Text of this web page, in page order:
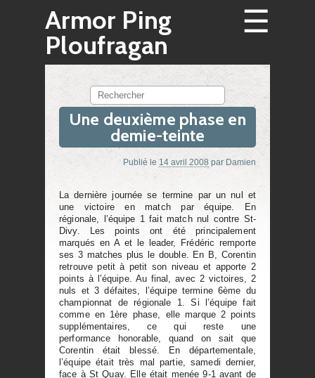
Armor Ping
Ploufragan
☰
Rechercher
Une deuxième phase en
demie-teinte
Publié le 14 avril 2008 par Damien
La dernière journée se termine par un nul et
une victoire en match par équipe. En
régionale, l’équipe 1 fait match nul contre St-
Divy. Les points ont été principalement
marqués en A et le leader, Frédéric remporte
ses 3 matches plus le double. En B, Corentin
retrouve petit à petit son niveau et apporte 2
points à l’équipe. Au final, avec 2 victoires, 2
nuls et 3 défaites, l’équipe termine 6ème du
championnat de régionale 1. Si l’équipe fait
comme en 1ère phase, elle marque 2 points
supplémentaires, ce qui reste une
performance honorable, quand on sait que
Corentin était blessé. En départementale,
l’équipe était très mal partie, samedi dernier,
face à St Quay. Elle était menée 9-1 avant de